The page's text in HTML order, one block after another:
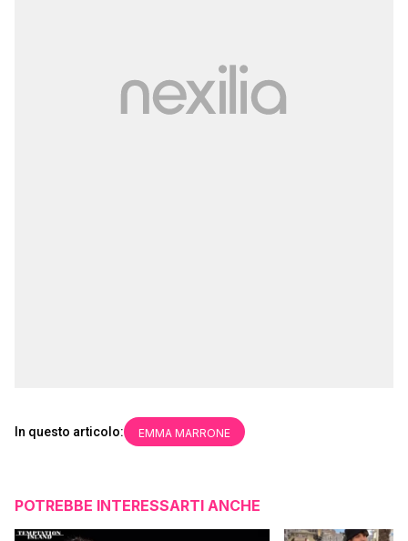
In questo articolo: EMMA MARRONE
POTREBBE INTERESSARTI ANCHE